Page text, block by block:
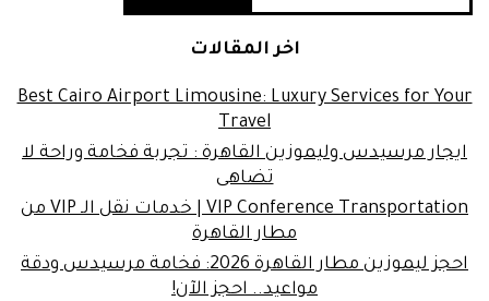
اخر المقالات
Best Cairo Airport Limousine: Luxury Services for Your
Travel
ايجار مرسيدس وليموزين القاهرة : تجربة فخامة وراحة لا
تضاهى
VIP Conference Transportation | خدمات نقل الـ VIP من
مطار القاهرة
احجز ليموزين مطار القاهرة 2026: فخامة مرسيدس ودقة
مواعيد.. احجز الآن!